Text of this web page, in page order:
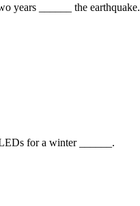
years ______ the earthquake.
for a winter ______.